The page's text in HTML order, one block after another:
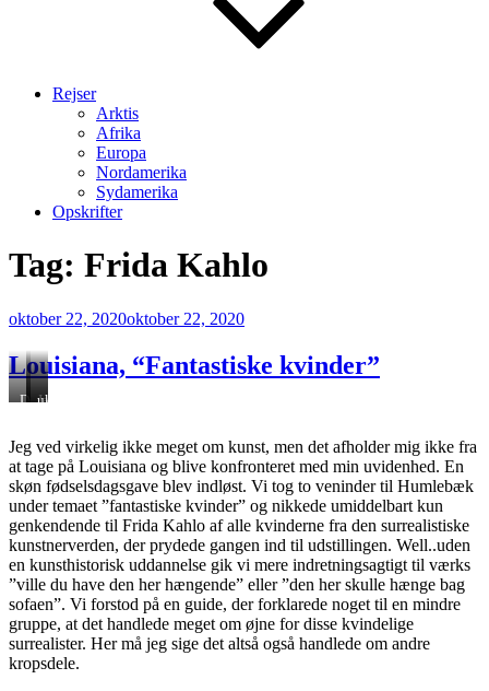
Rejser
Arktis
Afrika
Europa
Nordamerika
Sydamerika
Opskrifter
Tag: Frida Kahlo
Udgivet
oktober 22, 2020oktober 22, 2020
Louisiana, “Fantastiske kvinder”
Dorothea
Jane
ukendt
ligger
i
taljemålet
Jeg ved virkelig ikke meget om kunst, men det afholder mig ikke fra
at tage på Louisiana og blive konfronteret med min uvidenhed. En
skøn fødselsdagsgave blev indløst. Vi tog to veninder til Humlebæk
under temaet ”fantastiske kvinder” og nikkede umiddelbart kun
genkendende til Frida Kahlo af alle kvinderne fra den surrealistiske
kunstnerverden, der prydede gangen ind til udstillingen. Well..uden
en kunsthistorisk uddannelse gik vi mere indretningsagtigt til værks
”ville du have den her hængende” eller ”den her skulle hænge bag
sofaen”. Vi forstod på en guide, der forklarede noget til en mindre
gruppe, at det handlede meget om øjne for disse kvindelige
surrealister. Her må jeg sige det altså også handlede om andre
kropsdele.